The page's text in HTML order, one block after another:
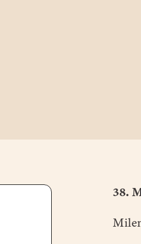
38.